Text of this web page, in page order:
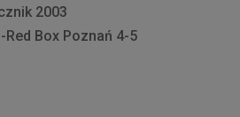
2003
Box Poznań 4-5